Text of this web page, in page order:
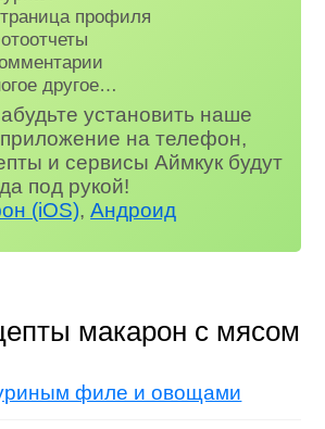
профиля
другое…
установить наше
на телефон,
и сервисы Аймкук будут
под рукой!
(iOS),Андроид
макарон с мясом
филе и овощами